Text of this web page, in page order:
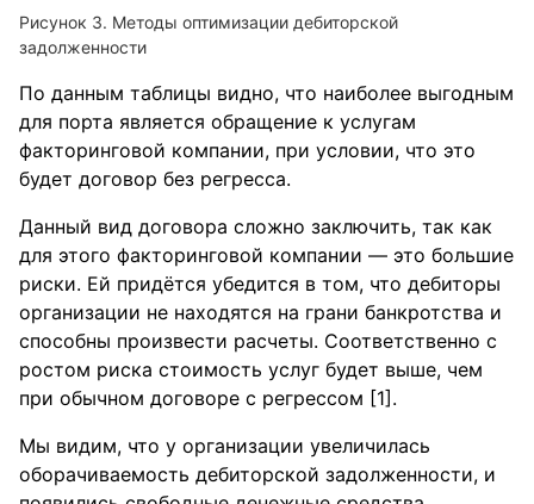
Рисунок 3. Методы оптимизации дебиторской
задолженности
По данным таблицы видно, что наиболее выгодным
для порта является обращение к услугам
факторинговой компании, при условии, что это
будет договор без регресса.
Данный вид договора сложно заключить, так как
для этого факторинговой компании — это большие
риски. Ей придётся убедится в том, что дебиторы
организации не находятся на грани банкротства и
способны произвести расчеты. Соответственно с
ростом риска стоимость услуг будет выше, чем
при обычном договоре с регрессом [1].
Мы видим, что у организации увеличилась
оборачиваемость дебиторской задолженности, и